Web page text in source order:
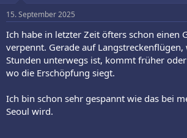
e
n
:
15. September 2025
Ich habe in letzter Zeit öfters schon einen
verpennt. Gerade auf Langstreckenflügen,
Stunden unterwegs ist, kommt früher
wo die Erschöpfung siegt.
Ich bin schon sehr gespannt wie das bei
Seoul wird.